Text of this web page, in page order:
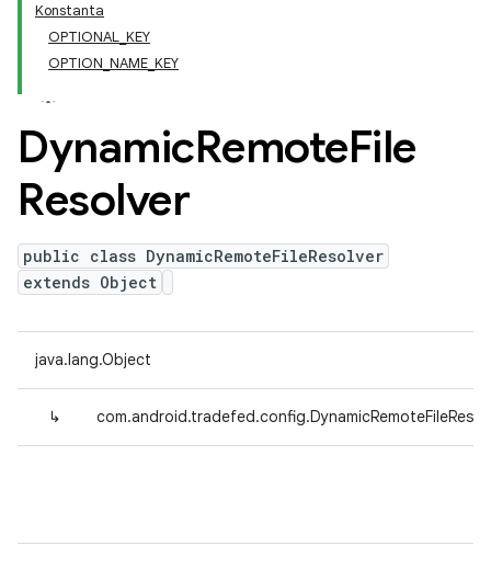
Konstanta
OPTIONAL_KEY
OPTION_NAME_KEY
DynamicRemoteFile
Resolver
public class DynamicRemoteFileResolver
extends Object
java.lang.Object
↳